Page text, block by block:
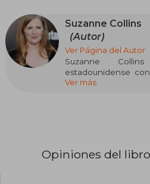
Suzanne Collins
(Autor)
Ver Página del Autor
Suzanne
estadounidense
internacional,
Collins estudió
Ver más
Opiniones del libro